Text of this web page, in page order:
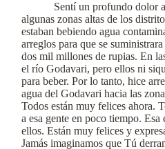
Sentí un profundo dolor
algunas zonas altas de los
estaban bebiendo agua
arreglos para que se
dos mil millones de rupias. En
el río Godavari, pero ellos ni
para beber. Por lo tanto, hice
agua del Godavari hacia las
Todos están muy felices ahora.
a esa gente en poco tiempo. Esa
ellos. Están muy felices y
Jamás imaginamos que Tú